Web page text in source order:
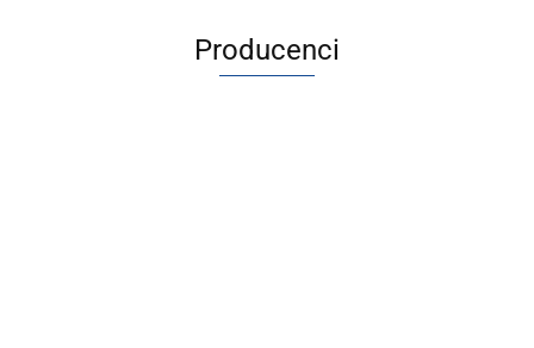
Producenci